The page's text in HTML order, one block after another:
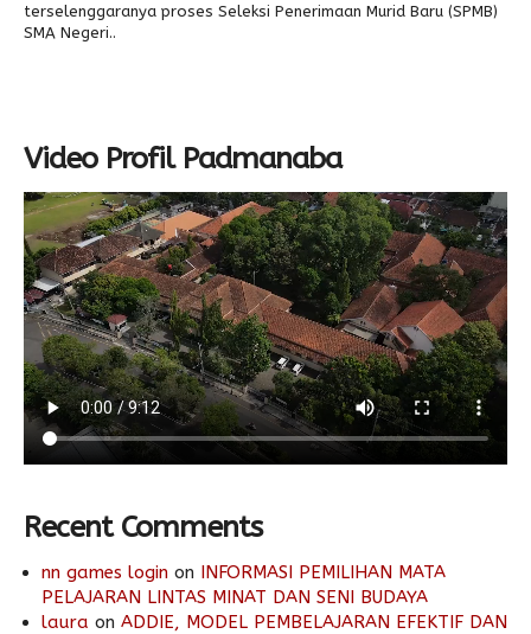
terselenggaranya proses Seleksi Penerimaan Murid Baru (SPMB)
SMA Negeri..
Video Profil Padmanaba
Recent Comments
nn games login on INFORMASI PEMILIHAN MATA
PELAJARAN LINTAS MINAT DAN SENI BUDAYA
laura on ADDIE, MODEL PEMBELAJARAN EFEKTIF DAN